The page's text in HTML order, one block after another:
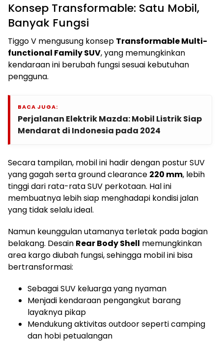
Konsep Transformable: Satu Mobil,
Banyak Fungsi
Tiggo V mengusung konsep Transformable Multi-
functional Family SUV, yang memungkinkan
kendaraan ini berubah fungsi sesuai kebutuhan
pengguna.
BACA JUGA:
Perjalanan Elektrik Mazda: Mobil Listrik Siap
Mendarat di Indonesia pada 2024
Secara tampilan, mobil ini hadir dengan postur SUV
yang gagah serta ground clearance 220 mm, lebih
tinggi dari rata-rata SUV perkotaan. Hal ini
membuatnya lebih siap menghadapi kondisi jalan
yang tidak selalu ideal.
Namun keunggulan utamanya terletak pada bagian
belakang. Desain Rear Body Shell memungkinkan
area kargo diubah fungsi, sehingga mobil ini bisa
bertransformasi:
Sebagai SUV keluarga yang nyaman
Menjadi kendaraan pengangkut barang
layaknya pikap
Mendukung aktivitas outdoor seperti camping
dan hobi petualangan